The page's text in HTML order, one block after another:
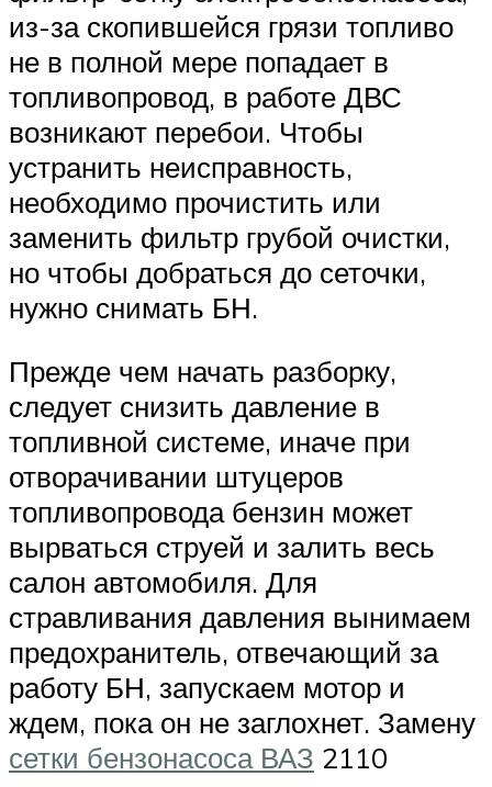
из-за скопившейся грязи топливо
не в полной мере попадает в
топливопровод, в работе ДВС
возникают перебои. Чтобы
устранить неисправность,
необходимо прочистить или
заменить фильтр грубой очистки,
но чтобы добраться до сеточки,
нужно снимать БН.
Прежде чем начать разборку,
следует снизить давление в
топливной системе, иначе при
отворачивании штуцеров
топливопровода бензин может
вырваться струей и залить весь
салон автомобиля. Для
стравливания давления вынимаем
предохранитель, отвечающий за
работу БН, запускаем мотор и
ждем, пока он не заглохнет. Замену
сетки бензонасоса ВАЗ 2110